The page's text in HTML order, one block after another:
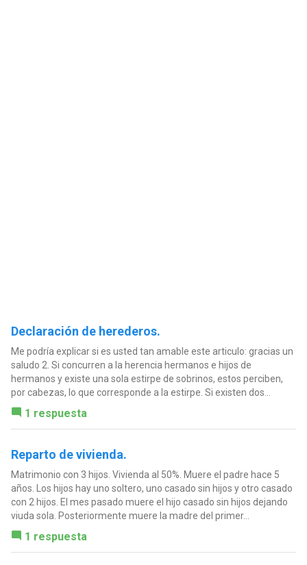
Declaración de herederos.
Me podría explicar si es usted tan amable este articulo: gracias un
saludo 2. Si concurren a la herencia hermanos e hijos de
hermanos y existe una sola estirpe de sobrinos, estos perciben,
por cabezas, lo que corresponde a la estirpe. Si existen dos...
1 respuesta
Reparto de vivienda.
Matrimonio con 3 hijos. Vivienda al 50%. Muere el padre hace 5
años. Los hijos hay uno soltero, uno casado sin hijos y otro casado
con 2 hijos. El mes pasado muere el hijo casado sin hijos dejando
viuda sola. Posteriormente muere la madre del primer...
1 respuesta